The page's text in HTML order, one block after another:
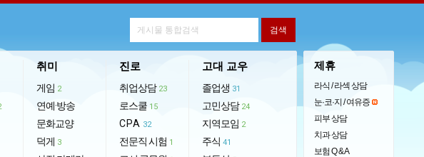
취미
게임 2
연예·방송
문화교양
덕게 3
진로
취업상담 23
로스쿨 15
CPA 32
전문직 시험 1
고대 교우
졸업생 31
고민상담 24
지역모임 2
주식 41
제휴
라식 / 라섹 상담
눈·코·지 / 여유증
피부 상담
치과 상담
보험 Q & A